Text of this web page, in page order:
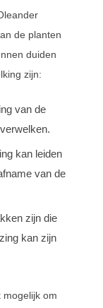
de planten
duiden
zijn:
van de
kan leiden
van de
zijn die
kan zijn
mogelijk om